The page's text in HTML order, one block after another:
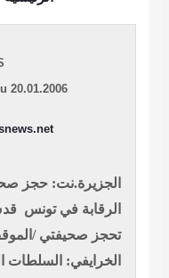
20.01.2006
الجزيرة.نت: حجز
الرقابة في تونس
تحجز صحيفتي /
الخرايفي: السلطات